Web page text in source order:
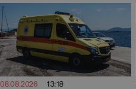
08.08.2026 13:18